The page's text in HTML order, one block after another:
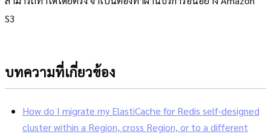
S3
บทความที่เกี่ยวข้อง
How do I migrate my ElastiCache for Redis self-designed
cluster within a Region, cross Region, or to a different